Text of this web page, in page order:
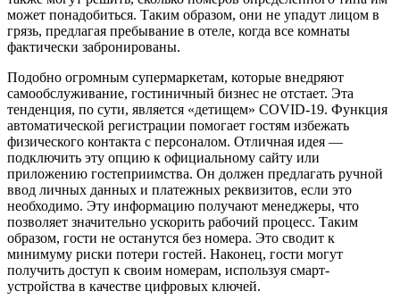
может понадобиться. Таким образом, они не упадут лицом в
грязь, предлагая пребывание в отеле, когда все комнаты
фактически забронированы.
Подобно огромным супермаркетам, которые внедряют
самообслуживание, гостиничный бизнес не отстает. Эта
тенденция, по сути, является «детищем» COVID-19. Функция
автоматической регистрации помогает гостям избежать
физического контакта с персоналом. Отличная идея —
подключить эту опцию к официальному сайту или
приложению гостеприимства. Он должен предлагать ручной
ввод личных данных и платежных реквизитов, если это
необходимо. Эту информацию получают менеджеры, что
позволяет значительно ускорить рабочий процесс. Таким
образом, гости не останутся без номера. Это сводит к
минимуму риски потери гостей. Наконец, гости могут
получить доступ к своим номерам, используя смарт-
устройства в качестве цифровых ключей.